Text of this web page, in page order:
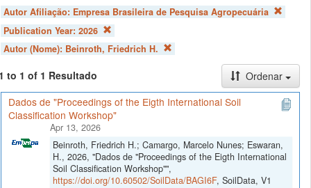
Autor Afiliação: Empresa Brasileira de Pesquisa Agropecuária
Publication Year: 2026
Autor (Nome): Beinroth, Friedrich H.
to 1 of 1 Resultado
Ordenar
Dados de "Proceedings of the Eigth International Soil
Classification Workshop"
Apr 13, 2026
Beinroth, Friedrich H.; Camargo, Marcelo Nunes; Eswaran,
H., 2026, "Dados de "Proceedings of the Eigth International
Soil Classification Workshop"",
https://doi.org/10.60502/SoilData/BAGI6F, SoilData, V1